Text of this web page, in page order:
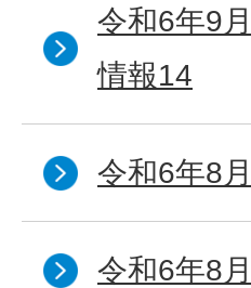
令和6年9
情報14
令和6年8
令和6年8